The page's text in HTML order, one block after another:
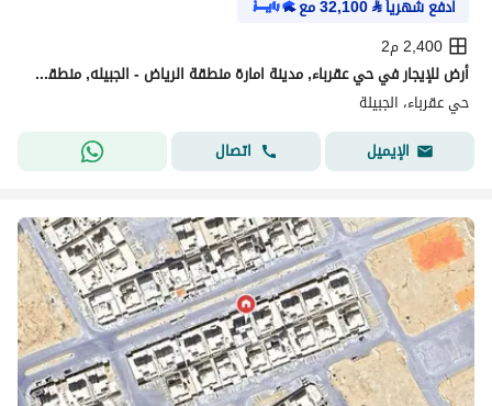
ادفع شهرياً⃁
32,100مع
2,400 م2
أرض للإيجار في حي عقرباء, مدينة امارة منطقة الرياض - الجبيله, منطقة الرياض
حي عقرباء، الجبيلة
الإيميل
اتصال